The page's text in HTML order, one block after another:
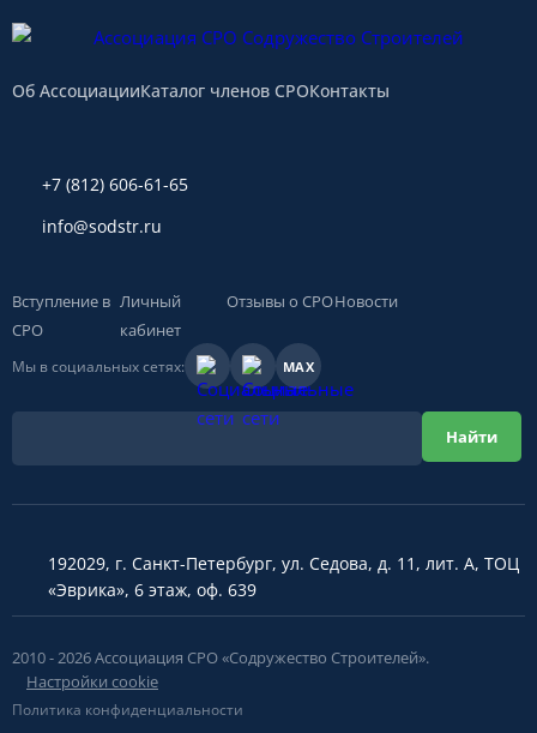
Об АссоциацииКаталог членов СРОКонтакты
+7 (812) 606-61-65
info@sodstr.ru
Вступление в
СРО
Личный
кабинет
Отзывы о СРОНовости
Мы в социальных сетях: MAX
192029, г. Санкт-Петербург, ул. Седова, д. 11, лит. А, ТОЦ
«Эврика», 6 этаж, оф. 639
2010 - 2026 Ассоциация СРО «Содружество Строителей».
Настройки cookie
Политика конфиденциальности